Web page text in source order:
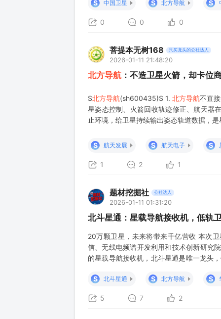
业正式注册成立。公司的法定代表人为刘学
S 中国卫星 S 北方导航 S
0 0 0
菩提本无树168 只买龙头的公社达人
2026-01-11 21:48:20
北方导航 ：不造卫星火箭，却卡位
S北方导航(sh600435)S 1. 北方导航不直
星姿态控制、火箭回收轨迹修正、航天器
止环境，给卫星持续输出姿态轨道数据，
S
航天发展 S 航天电子 S
1 2 1
题材挖掘社 公社达人
2026-01-11 01:31:20
北斗星通：星载导航接收机，低轨
20万颗卫星，未来将带来千亿营收 本次
信、无线电频谱开发利用和技术创新研究
的星载导航接收机，北斗星通是唯一龙头
带来900亿的营收，利润在40％，就是360
S 北斗星通 S 北方导航 S
5 7 2